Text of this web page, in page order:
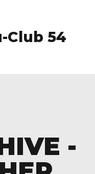
Club 54
-